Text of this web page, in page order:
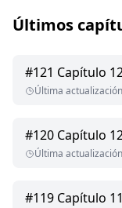
Últimos
#121 Capítulo
Última actualización
#120 Capítulo
Última actualización
#119 Capítulo